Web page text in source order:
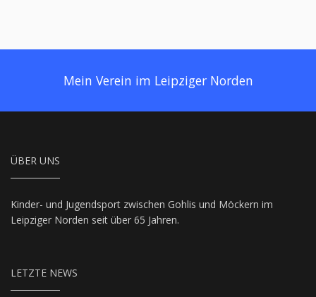
Mein Verein im Leipziger Norden
ÜBER UNS
Kinder- und Jugendsport zwischen Gohlis und Möckern im
Leipziger Norden seit über 65 Jahren.
LETZTE NEWS